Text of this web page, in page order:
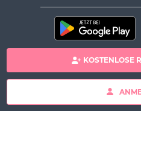
KOSTENLOSE
100% sichere
Copyright& copy 2026